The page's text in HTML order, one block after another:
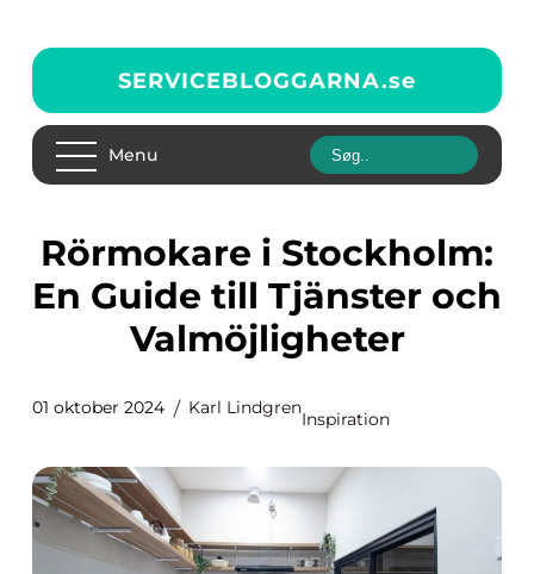
SERVICEBLOGGARNA.se
Menu
Rörmokare i Stockholm:
En Guide till Tjänster och
Valmöjligheter
01 oktober 2024 Karl Lindgren
Inspiration